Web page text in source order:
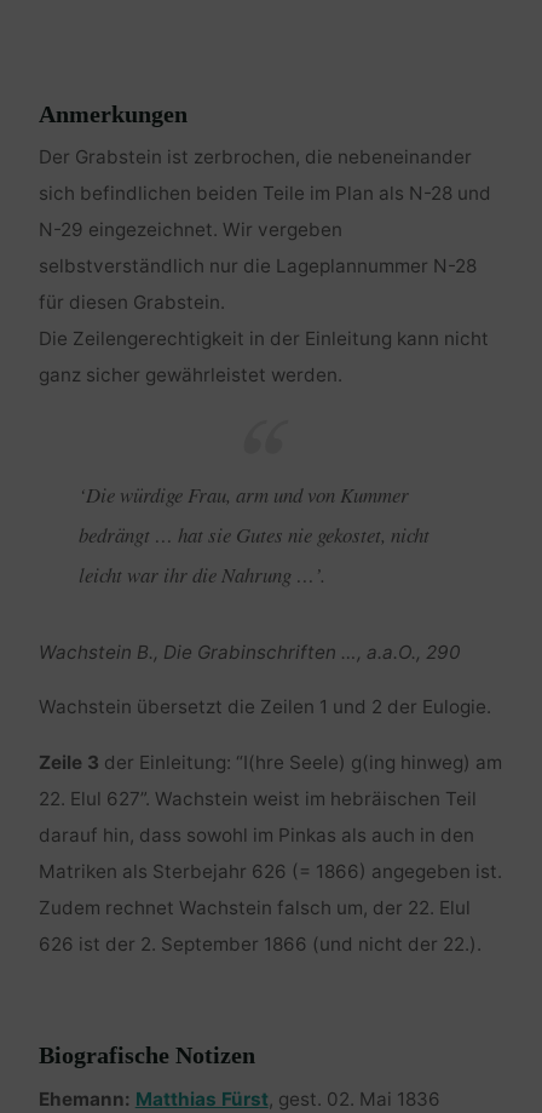
Anmerkungen
Der Grabstein ist zerbrochen, die nebeneinander
sich befindlichen beiden Teile im Plan als N-28 und
N-29 eingezeichnet. Wir vergeben
selbstverständlich nur die Lageplannummer N-28
für diesen Grabstein.
Die Zeilengerechtigkeit in der Einleitung kann nicht
ganz sicher gewährleistet werden.
‘Die würdige Frau, arm und von Kummer
bedrängt … hat sie Gutes nie gekostet, nicht
leicht war ihr die Nahrung …’.
Wachstein B., Die Grabinschriften …, a.a.O., 290
Wachstein übersetzt die Zeilen 1 und 2 der Eulogie.
Zeile 3 der Einleitung: “I(hre Seele) g(ing hinweg) am
22. Elul 627”. Wachstein weist im hebräischen Teil
darauf hin, dass sowohl im Pinkas als auch in den
Matriken als Sterbejahr 626 (= 1866) angegeben ist.
Zudem rechnet Wachstein falsch um, der 22. Elul
626 ist der 2. September 1866 (und nicht der 22.).
Biografische Notizen
Ehemann: Matthias Fürst, gest. 02. Mai 1836